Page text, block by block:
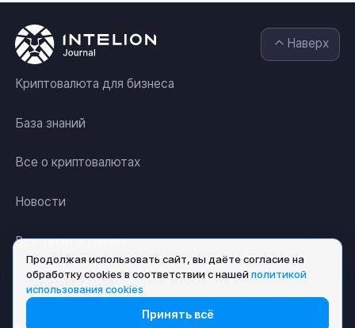
Наверх
Криптовалюта для бизнеса
База знаний
Все о криптовалютах
Новости
Все темы журнала
Продолжая использовать сайт, вы даёте согласие на
обработку cookies в соответствии с нашей политикой
использования cookies
Принять всё